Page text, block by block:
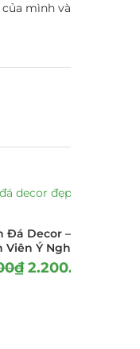
mình và
Đá Decor – Quà Tặng
Viên Ý Nghĩa
₫ 2.200.000